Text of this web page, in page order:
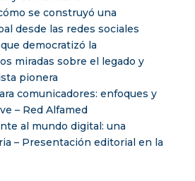
se construyó una
desde las redes sociales
democratizó la
miradas sobre el legado y
pionera
comunicadores: enfoques y
– Red Alfamed
al mundo digital: una
– Presentación editorial en la